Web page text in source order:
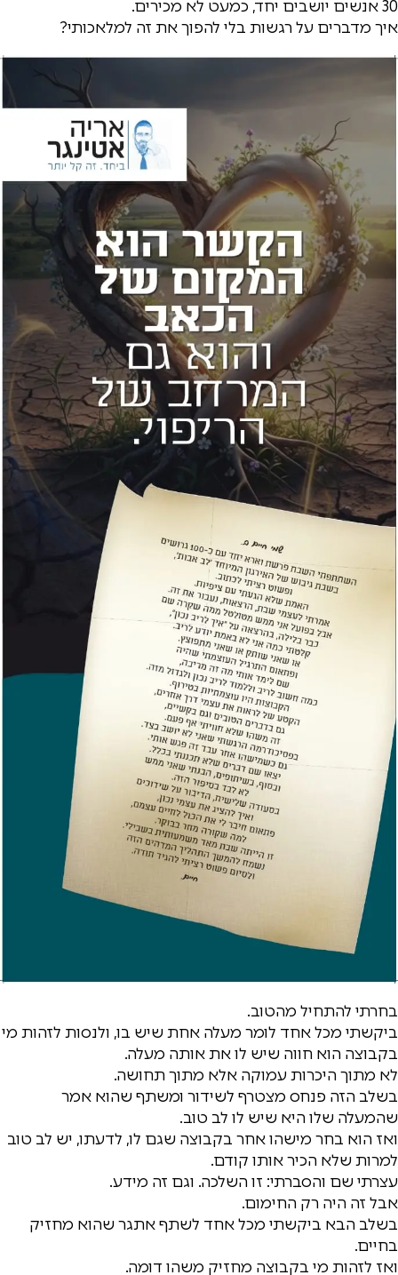
30 אנשים יושבים יחד, כמעט לא מכירים.
איך מדברים על רגשות בלי להפוך את זה למלאכותי?
בחרתי להתחיל מהטוב.
ביקשתי מכל אחד לומר מעלה אחת שיש בו, ולנסות לזהות מי
בקבוצה הוא חווה שיש לו את אותה מעלה.
לא מתוך היכרות עמוקה אלא מתוך תחושה.
בשלב הזה פנחס מצטרף לשידור ומשתף שהוא אמר
שהמעלה שלו היא שיש לו לב טוב.
ואז הוא בחר מישהו אחר בקבוצה שגם לו, לדעתו, יש לב טוב
למרות שלא הכיר אותו קודם.
עצרתי שם והסברתי: זו השלכה. וגם זה מידע.
אבל זה היה רק החימום.
בשלב הבא ביקשתי מכל אחד לשתף אתגר שהוא מחזיק
בחיים.
ואז לזהות מי בקבוצה מחזיק משהו דומה.